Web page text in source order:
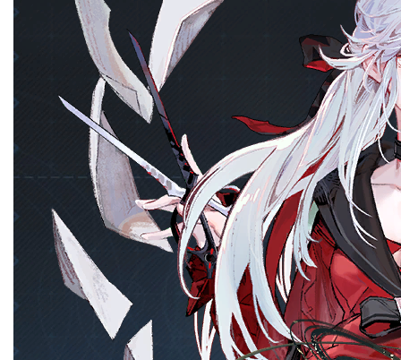
姓名
姓名（英）
ORIYUKI
姓名（国际服）
Oriyuki
姓名（日）
織雪
尖锋
元素
炎
TAG
输出·爆发·元素区域
星级
6星
原生世界
未知
原型来源
原创
2025年07月31日
定向共鸣·裁梦刀
常态共鸣